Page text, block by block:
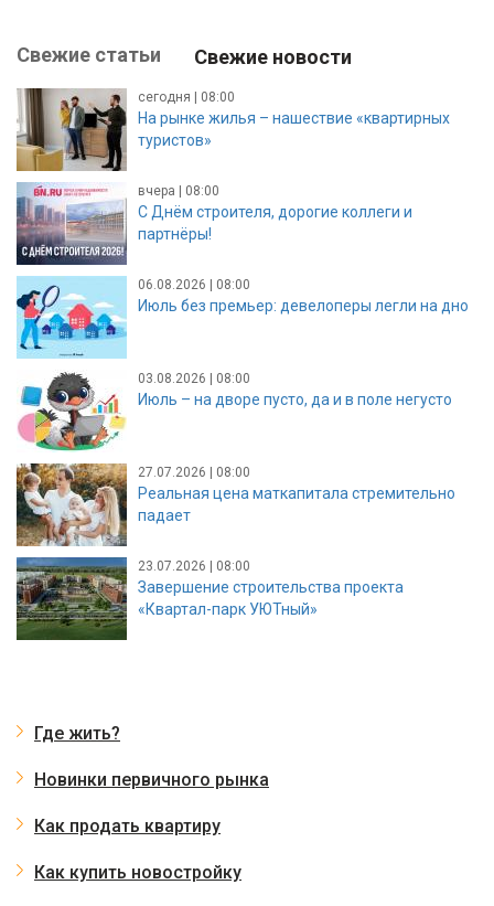
Свежие статьи Свежие новости
сегодня | 08:00
На рынке жилья – нашествие «квартирных
туристов»
вчера | 08:00
С Днём строителя, дорогие коллеги и
партнёры!
06.08.2026 | 08:00
Июль без премьер: девелоперы легли на дно
03.08.2026 | 08:00
Июль – на дворе пусто, да и в поле негусто
27.07.2026 | 08:00
Реальная цена маткапитала стремительно
падает
23.07.2026 | 08:00
Завершение строительства проекта
«Квартал-парк УЮТный»
Где жить?
Новинки первичного рынка
Как продать квартиру
Как купить новостройку